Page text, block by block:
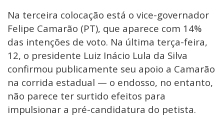
Na terceira colocação está o vice-governador
Felipe Camarão (PT), que aparece com 14%
das intenções de voto. Na última terça-feira,
12, o presidente Luiz Inácio Lula da Silva
confirmou publicamente seu apoio a Camarão
na corrida estadual — o endosso, no entanto,
não parece ter surtido efeitos para
impulsionar a pré-candidatura do petista.